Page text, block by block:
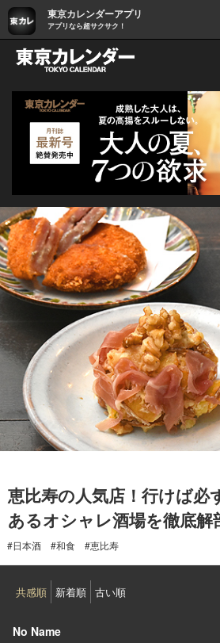
東京カレンダーアプリ
アプリなら超サクサク！
グルメ情報・
恵比寿の人気店！行けば必
あるオシャレ酒場を徹底解
#日本酒 #和食 #恵比寿
共感順 新着順 古い順
No Name